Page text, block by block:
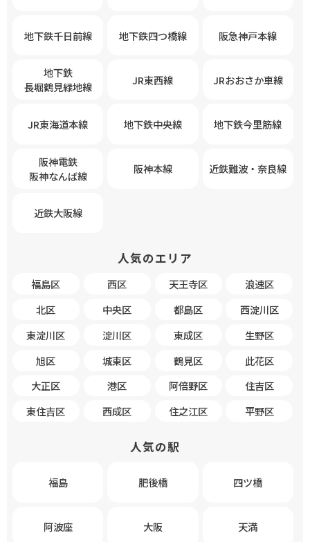
地下鉄千日前線 地下鉄四つ橋線 阪急神戸本線
地下鉄
長堀鶴見緑地線
JR東西線 JRおおさか車線
JR東海道本線 地下鉄中央線 地下鉄今里筋線
阪神電鉄
阪神なんば線
阪神本線 近鉄難波・奈良線
近鉄大阪線
人気のエリア
福島区 西区 天王寺区
浪速区
北区
中央区 都島区
西淀川区
東淀川区
淀川区 東成区
生野区
旭区
城東区 鶴見区
此花区
大正区
港区 阿倍野区
住吉区
東住吉区
西成区 住之江区 平野区
人気の駅
福島 肥後橋 四ツ橋
阿波座 大阪 天満